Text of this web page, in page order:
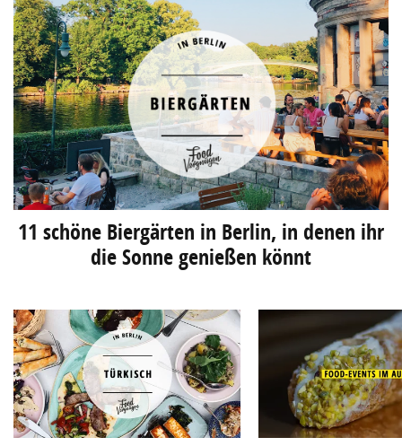
11 schöne Biergärten in Berlin, in denen ihr
die Sonne genießen könnt